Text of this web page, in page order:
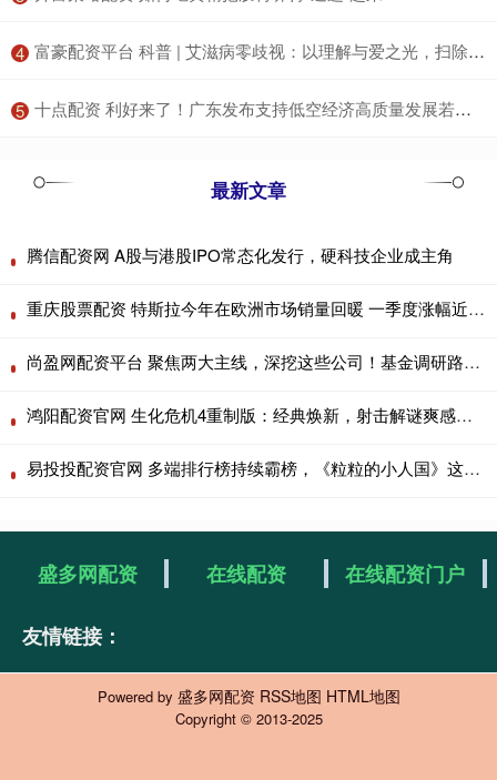
4 ​富豪配资平台 科普 | 艾滋病零歧视：以理解与爱之光，扫除偏见与歧视的阴霾_感染者_传播_病毒
5 ​十点配资 利好来了！广东发布支持低空经济高质量发展若干措施
最新文章
腾信配资网 A股与港股IPO常态化发行，硬科技企业成主角
重庆股票配资 特斯拉今年在欧洲市场销量回暖 一季度涨幅近45%
尚盈网配资平台 聚焦两大主线，深挖这些公司！基金调研路线图曝光
鸿阳配资官网 生化危机4重制版：经典焕新，射击解谜爽感拉满
易投投配资官网 多端排行榜持续霸榜，《粒粒的小人国》这个王炸来了
盛多网配资 在线配资 在线配资门户
友情链接：
Powered by 盛多网配资 RSS地图 HTML地图
Copyright © 2013-2025